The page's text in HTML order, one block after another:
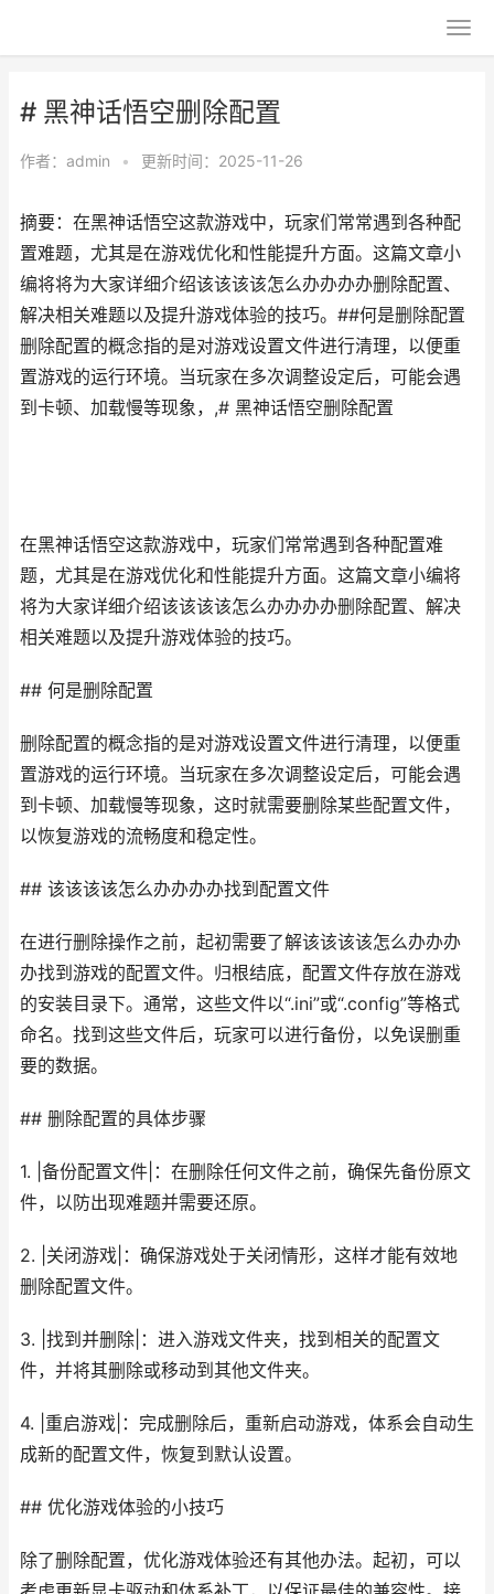
# 黑神话悟空删除配置
作者： admin • 更新时间：2025-11-26
摘要：在黑神话悟空这款游戏中，玩家们常常遇到各种配
置难题，尤其是在游戏优化和性能提升方面。这篇文章小
编将将为大家详细介绍该该该该怎么办办办办删除配置、
解决相关难题以及提升游戏体验的技巧。##何是删除配置
删除配置的概念指的是对游戏设置文件进行清理，以便重
置游戏的运行环境。当玩家在多次调整设定后，可能会遇
到卡顿、加载慢等现象，,# 黑神话悟空删除配置
在黑神话悟空这款游戏中，玩家们常常遇到各种配置难
题，尤其是在游戏优化和性能提升方面。这篇文章小编将
将为大家详细介绍该该该该怎么办办办办删除配置、解决
相关难题以及提升游戏体验的技巧。
## 何是删除配置
删除配置的概念指的是对游戏设置文件进行清理，以便重
置游戏的运行环境。当玩家在多次调整设定后，可能会遇
到卡顿、加载慢等现象，这时就需要删除某些配置文件，
以恢复游戏的流畅度和稳定性。
## 该该该该怎么办办办办找到配置文件
在进行删除操作之前，起初需要了解该该该该怎么办办办
办找到游戏的配置文件。归根结底，配置文件存放在游戏
的安装目录下。通常，这些文件以“.ini”或“.config”等格式
命名。找到这些文件后，玩家可以进行备份，以免误删重
要的数据。
## 删除配置的具体步骤
1. |备份配置文件|：在删除任何文件之前，确保先备份原文
件，以防出现难题并需要还原。
2. |关闭游戏|：确保游戏处于关闭情形，这样才能有效地
删除配置文件。
3. |找到并删除|：进入游戏文件夹，找到相关的配置文
件，并将其删除或移动到其他文件夹。
4. |重启游戏|：完成删除后，重新启动游戏，体系会自动生
成新的配置文件，恢复到默认设置。
## 优化游戏体验的小技巧
除了删除配置，优化游戏体验还有其他办法。起初，可以